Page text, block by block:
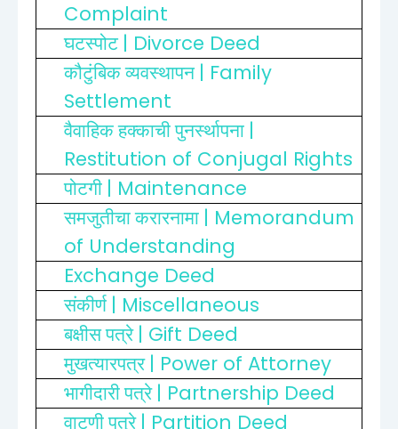
Complaint
घटस्पोट | Divorce Deed
कौटुंबिक व्यवस्थापन | Family
Settlement
वैवाहिक हक्काची पुनर्स्थापना |
Restitution of Conjugal Rights
पोटगी | Maintenance
समजुतीचा करारनामा | Memorandum
of Understanding
Exchange Deed
संकीर्ण | Miscellaneous
बक्षीस पत्रे | Gift Deed
मुखत्यारपत्र | Power of Attorney
भागीदारी पत्रे | Partnership Deed
वाटणी पत्रे | Partition Deed